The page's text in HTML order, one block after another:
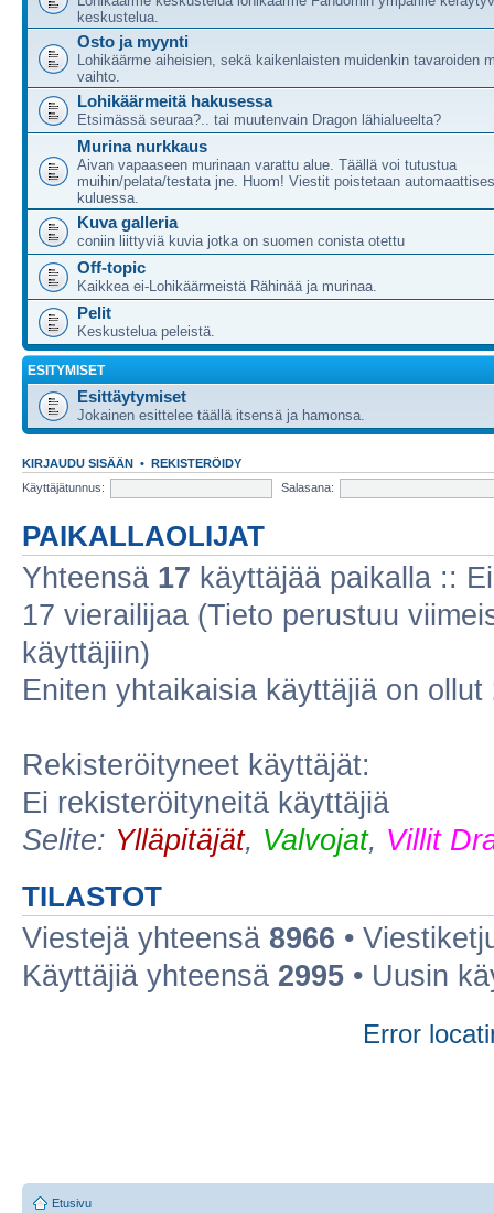
keskustelua.
Osto ja myynti
Lohikäärme aiheisien, sekä kaikenlaisten muidenkin tavaroiden
vaihto.
Lohikäärmeitä hakusessa
Etsimässä seuraa?.. tai muutenvain Dragon lähialueelta?
Murina nurkkaus
Aivan vapaaseen murinaan varattu alue. Täällä voi tutustua
muihin/pelata/testata jne. Huom! Viestit poistetaan
kuluessa.
Kuva galleria
coniin liittyviä kuvia jotka on suomen conista otettu
Off-topic
Kaikkea ei-Lohikäärmeistä Rähinää ja murinaa.
Pelit
Keskustelua peleistä.
ESITYMISET
Esittäytymiset
Jokainen esittelee täällä itsensä ja hamonsa.
KIRJAUDU SISÄÄN • REKISTERÖIDY
Käyttäjätunnus:
Salasana:
PAIKALLAOLIJAT
Yhteensä 17 käyttäjää paikalla ::
17 vierailijaa (Tieto perustuu
käyttäjiin)
Eniten yhtaikaisia käyttäjiä on ollut
Rekisteröityneet käyttäjät:
Ei rekisteröityneitä käyttäjiä
Selite: Ylläpitäjät, Valvojat, Villit
TILASTOT
Viestejä yhteensä 8966 •
Käyttäjiä yhteensä 2995 • Uusin
Error
Etusivu